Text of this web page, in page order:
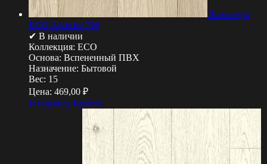
Линолеум
ECO Ardeche 796
✔ В наличии
Коллекция: ECO
Основа: Вспененный ПВХ
Назначение: Бытовой
Вес: 15
Цена: 469,00 ₽
В корзину Купить